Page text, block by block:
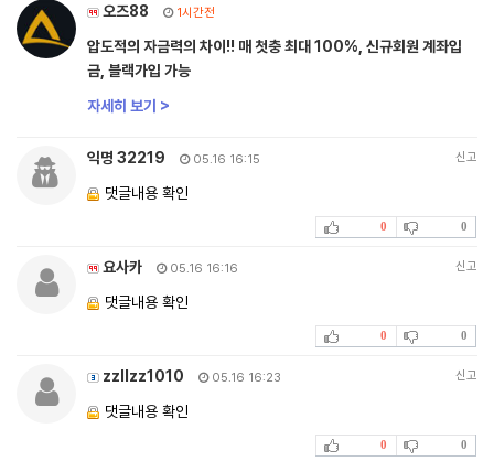
오즈88 1시간전
압도적의 자금력의 차이!! 매 첫충 최대 100%, 신규회원 계좌입
금, 블랙가입 가능
자세히 보기 >
익명 32219 05.16 16:15 신고
댓글내용 확인
0 0
요사카 05.16 16:16 신고
댓글내용 확인
0 0
zzllzz1010 05.16 16:23 신고
댓글내용 확인
0 0